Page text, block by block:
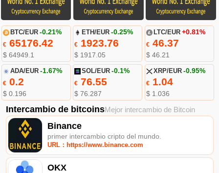
BTC/EUR -0.21%
€65176.42
$ 64949.1
ETH/EUR -0.25%
€ 1923.76
$ 1917.05
LTC/EUR +0.81%
€46.37
$ 46.21
ADA/EUR -1.67%
€0.2
$ 0.196
SOL/EUR -0.1%
€ 76.55
$ 76.287
XRP/EUR -0.95%
€1.04
$ 1.036
Intercambio de bitcoinsMejor intercambio de Bitcoin
Binance
primer intercambio cripto del mundo.
URL：https://www.binance.com
OKX